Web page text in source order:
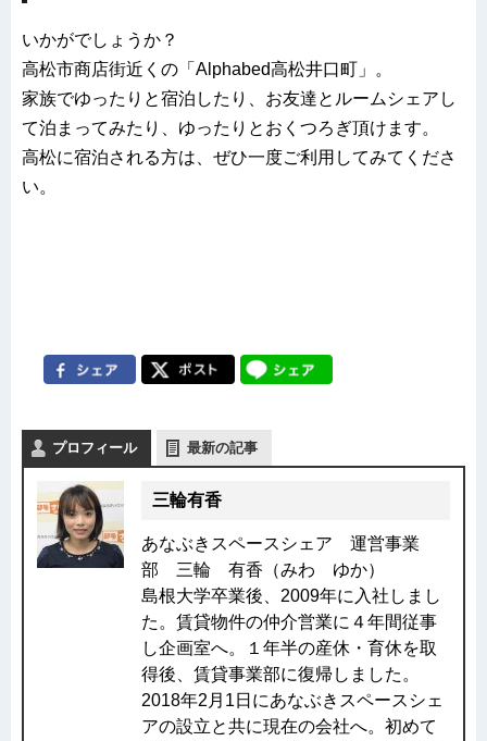
いかがでしょうか？
高松市商店街近くの「Alphabed高松井口町」。
家族でゆったりと宿泊したり、お友達とルームシェアし
て泊まってみたり、ゆったりとおくつろぎ頂けます。
高松に宿泊される方は、ぜひ一度ご利用してみてくださ
い。
プロフィール 最新の記事
三輪有香
あなぶきスペースシェア 運営事業
部 三輪 有香（みわ ゆか）
島根大学卒業後、2009年に入社しまし
た。賃貸物件の仲介営業に４年間従事
し企画室へ。１年半の産休・育休を取
得後、賃貸事業部に復帰しました。
2018年2月1日にあなぶきスペースシェ
アの設立と共に現在の会社へ。初めて